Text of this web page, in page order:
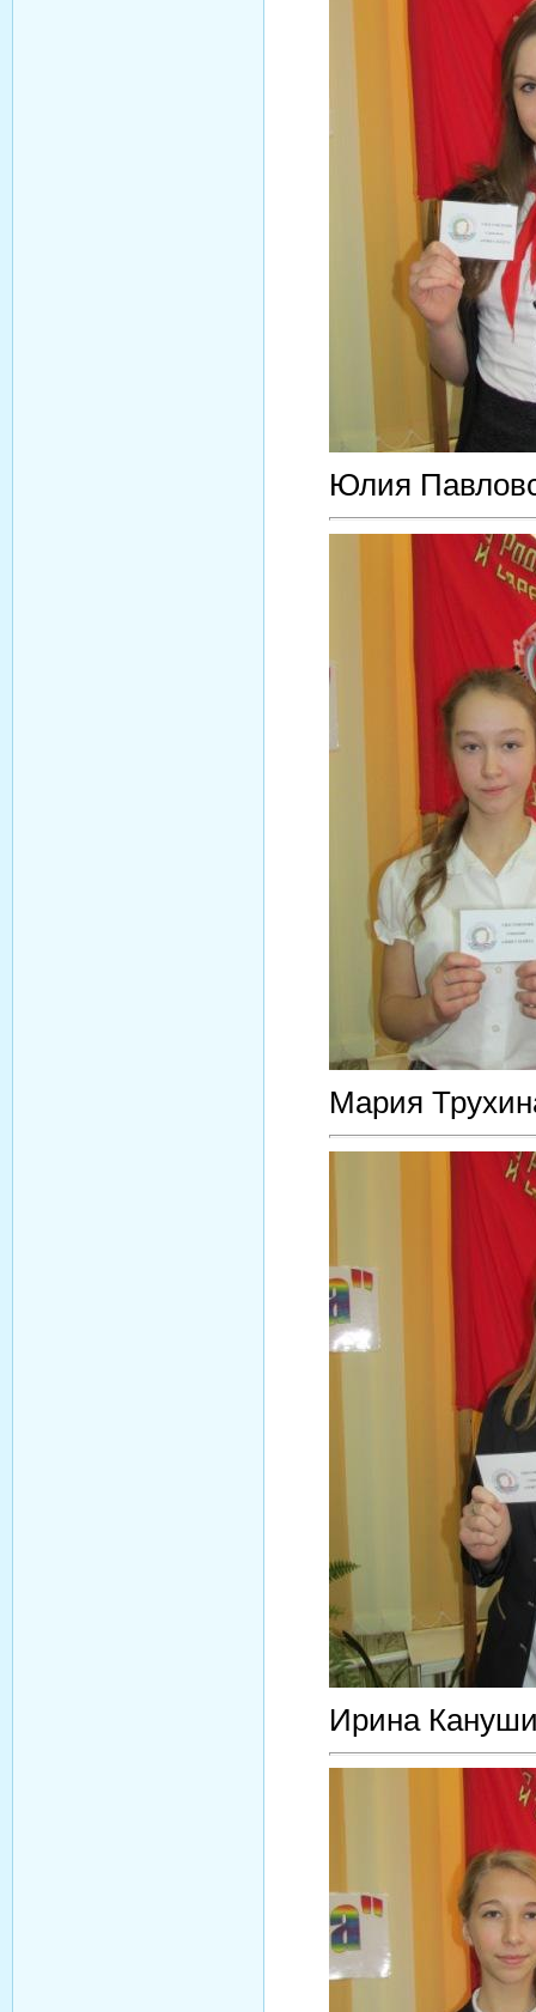
Юлия
Мария
Ирина